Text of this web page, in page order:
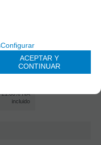
127,10
21.00%IVA
incluido
Configurar
ACEPTAR Y
CONTINUAR